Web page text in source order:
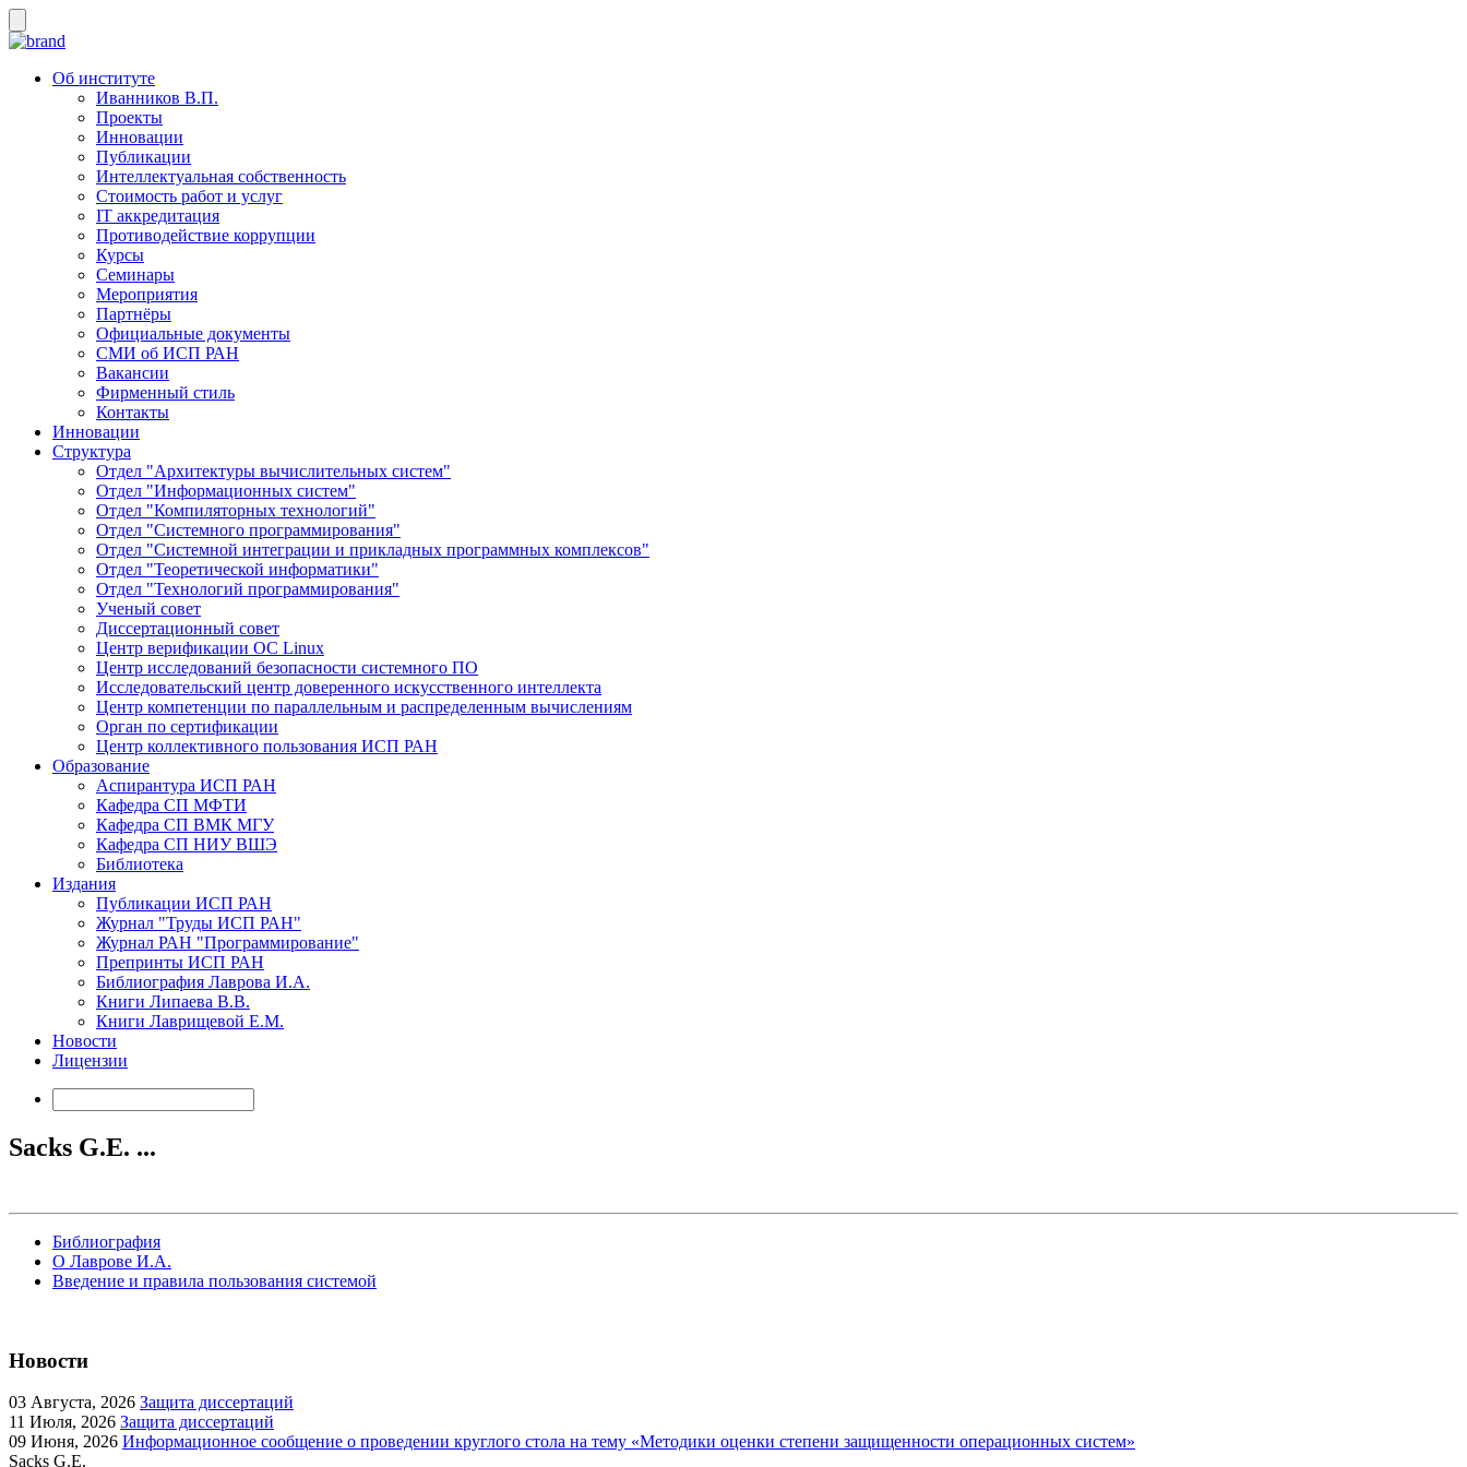
Об институте
Иванников В.П.
Проекты
Инновации
Публикации
Интеллектуальная собственность
Стоимость работ и услуг
IT аккредитация
Противодействие коррупции
Курсы
Семинары
Мероприятия
Партнёры
Официальные документы
СМИ об ИСП РАН
Вакансии
Фирменный стиль
Контакты
Инновации
Структура
Отдел "Архитектуры вычислительных систем"
Отдел "Информационных систем"
Отдел "Компиляторных технологий"
Отдел "Системного программирования"
Отдел "Системной интеграции и прикладных программных комплексов"
Отдел "Теоретической информатики"
Отдел "Технологий программирования"
Ученый совет
Диссертационный совет
Центр верификации ОС Linux
Центр исследований безопасности системного ПО
Исследовательский центр доверенного искусственного интеллекта
Центр компетенции по параллельным и распределенным вычислениям
Орган по сертификации
Центр коллективного пользования ИСП РАН
Образование
Аспирантура ИСП РАН
Кафедра СП МФТИ
Кафедра СП ВМК МГУ
Кафедра СП НИУ ВШЭ
Библиотека
Издания
Публикации ИСП РАН
Журнал "Труды ИСП РАН"
Журнал РАН "Программирование"
Препринты ИСП РАН
Библиография Лаврова И.А.
Книги Липаева В.В.
Книги Лаврищевой Е.М.
Новости
Лицензии
Sacks G.E. ...
Библиография
О Лаврове И.А.
Введение и правила пользования системой
Новости
03 Августа, 2026 Защита диссертаций
11 Июля, 2026 Защита диссертаций
09 Июня, 2026 Информационное сообщение о проведении круглого стола на тему «Методики оценки степени защищенности операционных систем»
Sacks G.E.